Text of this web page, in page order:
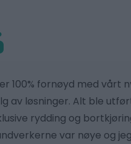
100% fornøyd med vårt
av løsninger. Alt ble
rydding og
var nøye og